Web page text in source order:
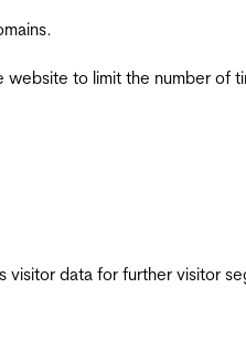
to limit the number of
data for further visitor